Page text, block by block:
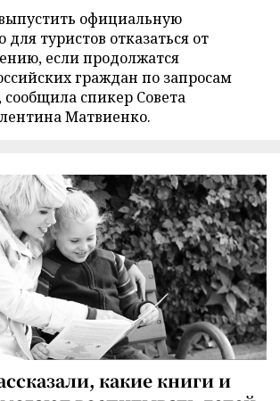
официальную
туристов отказаться от
если продолжатся
граждан по запросам
сообщила спикер Совета
Матвиенко.
какие книги и